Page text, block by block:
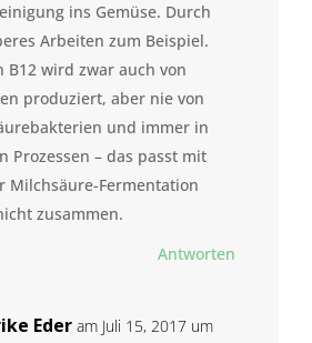
ins Gemüse. Durch
Arbeiten zum Beispiel.
B12 wird zwar auch von
produziert, aber nie von
und immer in
Prozessen – das passt mit
Milchsäure-Fermentation
zusammen.
Antworten
Eder am Juli 15, 2017 um